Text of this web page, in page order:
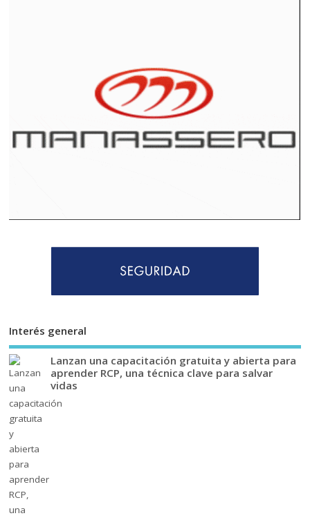
Interés general
Lanzan una capacitación gratuita y abierta para
aprender RCP, una técnica clave para salvar
vidas